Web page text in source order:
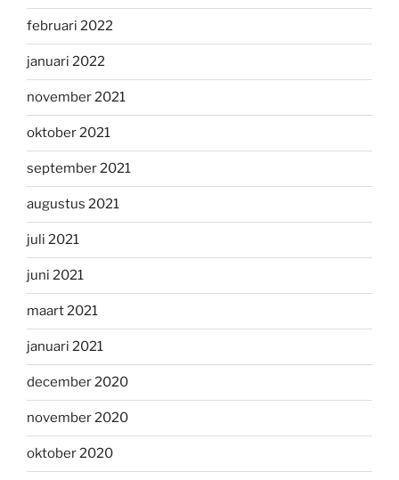
februari 2022
januari 2022
november 2021
oktober 2021
september 2021
augustus 2021
juli 2021
juni 2021
maart 2021
januari 2021
december 2020
november 2020
oktober 2020